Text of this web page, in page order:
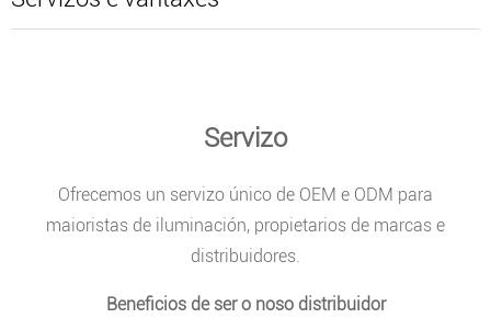
Servizo
Ofrecemos un servizo único de OEM e ODM para
maioristas de iluminación, propietarios de marcas e
distribuidores.
Beneficios de ser o noso distribuidor